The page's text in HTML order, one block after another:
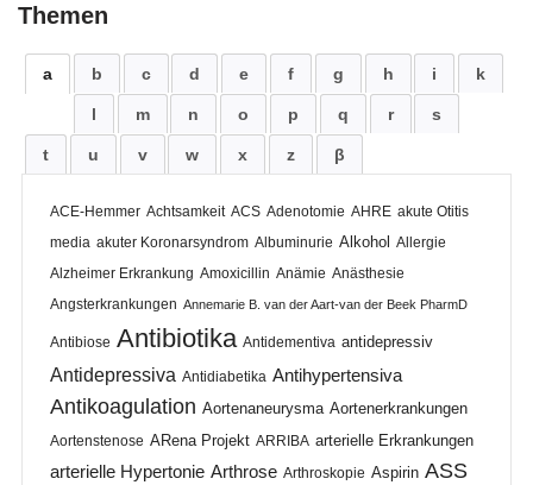
Themen
a b c d e f g h i k
l m n o p q r s
t u v w x z β
ACE-Hemmer Achtsamkeit ACS Adenotomie AHRE akute Otitis
media akuter Koronarsyndrom Albuminurie Alkohol Allergie
Alzheimer Erkrankung Amoxicillin Anämie Anästhesie
Angsterkrankungen Annemarie B. van der Aart-van der Beek PharmD
Antibiose Antibiotika Antidementiva antidepressiv
Antidepressiva Antidiabetika Antihypertensiva
Antikoagulation Aortenaneurysma Aortenerkrankungen
Aortenstenose ARena Projekt ARRIBA arterielle Erkrankungen
arterielle Hypertonie Arthrose Arthroskopie Aspirin ASS